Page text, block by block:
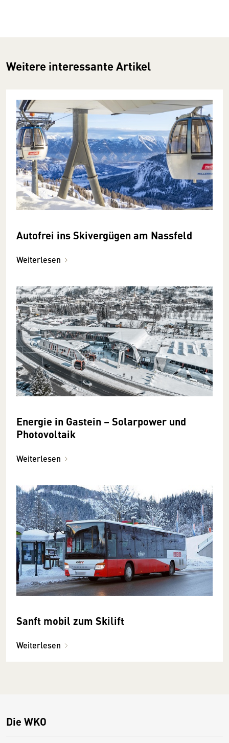
Weitere interessante Artikel
Autofrei ins Skivergügen am Nassfeld
Weiterlesen
Energie in Gastein – Solarpower und
Photovoltaik
Weiterlesen
Sanft mobil zum Skilift
Weiterlesen
Die WKO